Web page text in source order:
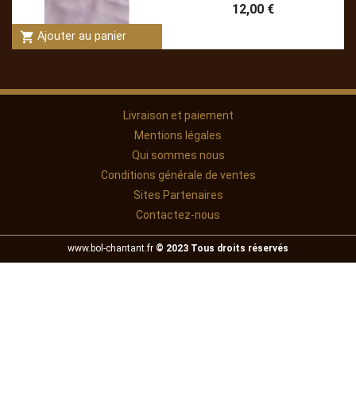
shopping_cart Ajouter au panier
12,00 €
Livraison et paiement
Mentions légales
Qui sommes nous
Conditions générale de ventes
Sites Partenaires
Contactez-nous
www.bol-chantant.fr © 2023 Tous droits réservés